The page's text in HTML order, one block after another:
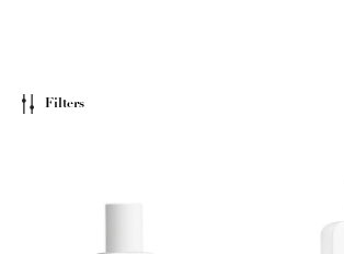
Filters